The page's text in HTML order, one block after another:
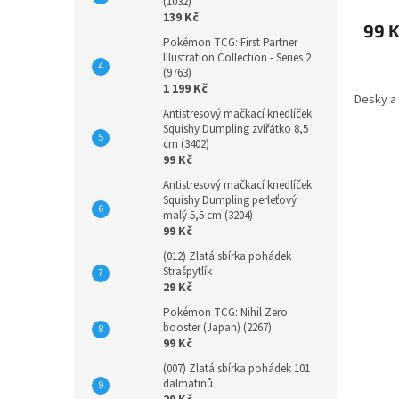
139 Kč
Pokémon TCG: First Partner
Illustration Collection - Series 2
(9763)
1 199 Kč
Antistresový mačkací knedlíček
Squishy Dumpling zvířátko 8,5
cm (3402)
99 Kč
Antistresový mačkací knedlíček
Squishy Dumpling perleťový
malý 5,5 cm (3204)
99 Kč
(012) Zlatá sbírka pohádek
Strašpytlík
29 Kč
Pokémon TCG: Nihil Zero
booster (Japan) (2267)
99 Kč
(007) Zlatá sbírka pohádek 101
dalmatinů
99
Desky